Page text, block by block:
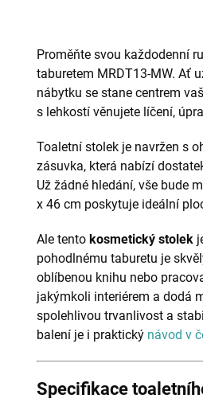
Proměňte svou každodenní
taburetem MRDT13-MW. Ať
nábytku se stane centrem
s lehkostí věnujete líčení,
Toaletní stolek je navržen s
zásuvka, která nabízí
Už žádné hledání, vše bude
x 46 cm poskytuje ideální
Ale tento kosmetický stolek
pohodlnému taburetu je
oblíbenou knihu nebo
jakýmkoli interiérem a dodá
spolehlivou trvanlivost a
balení je i praktický návod v
Specifikace